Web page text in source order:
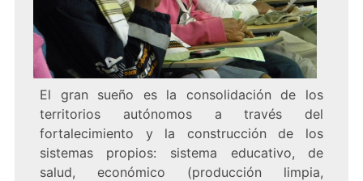
El gran sueño es la consolidación de los
territorios autónomos a través del
fortalecimiento y la construcción de los
sistemas propios: sistema educativo, de
salud, económico (producción limpia,